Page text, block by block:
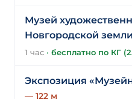
Музей
Новгородской земли
1 час · бесплатно по КГ
Экспозиция
— 122 м